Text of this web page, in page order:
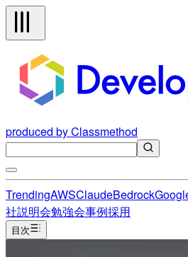
produced by Classmethod
TrendingAWSClaudeBedrock
社説明会勉強会事例採用
目次